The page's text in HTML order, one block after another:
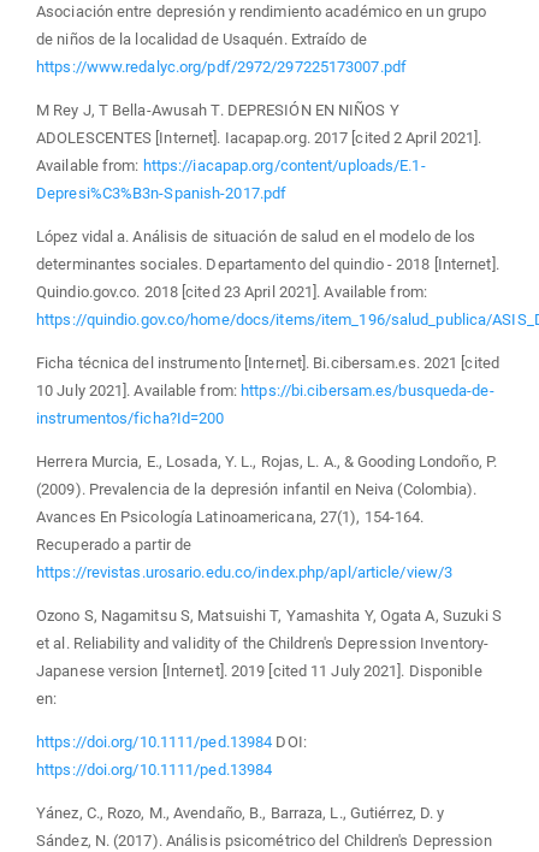
Asociación entre depresión y rendimiento académico en un grupo
de niños de la localidad de Usaquén. Extraído de
https://www.redalyc.org/pdf/2972/297225173007.pdf
M Rey J, T Bella-Awusah T. DEPRESIÓN EN NIÑOS Y
ADOLESCENTES [Internet]. Iacapap.org. 2017 [cited 2 April 2021].
Available from: https://iacapap.org/content/uploads/E.1-
Depresi%C3%B3n-Spanish-2017.pdf
López vidal a. Análisis de situación de salud en el modelo de los
determinantes sociales. Departamento del quindio - 2018 [Internet].
Quindio.gov.co. 2018 [cited 23 April 2021]. Available from:
https://quindio.gov.co/home/docs/items/item_196/salud_publica/
Ficha técnica del instrumento [Internet]. Bi.cibersam.es. 2021 [cited
10 July 2021]. Available from: https://bi.cibersam.es/busqueda-de-
instrumentos/ficha?Id=200
Herrera Murcia, E., Losada, Y. L., Rojas, L. A., & Gooding Londoño, P.
(2009). Prevalencia de la depresión infantil en Neiva (Colombia).
Avances En Psicología Latinoamericana, 27(1), 154-164.
Recuperado a partir de
https://revistas.urosario.edu.co/index.php/apl/article/view/3
Ozono S, Nagamitsu S, Matsuishi T, Yamashita Y, Ogata A, Suzuki S
et al. Reliability and validity of the Children's Depression Inventory-
Japanese version [Internet]. 2019 [cited 11 July 2021]. Disponible
en:
https://doi.org/10.1111/ped.13984 DOI:
https://doi.org/10.1111/ped.13984
Yánez, C., Rozo, M., Avendaño, B., Barraza, L., Gutiérrez, D. y
Sández, N. (2017). Análisis psicométrico del Children's Depression